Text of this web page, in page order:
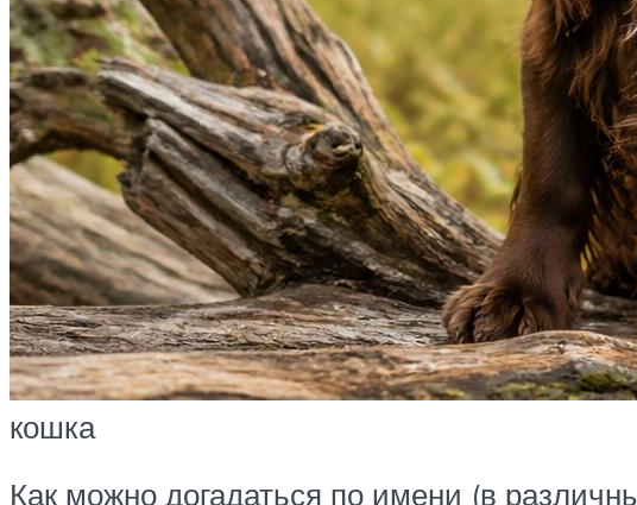
кошка
Как можно догадаться по имени (в